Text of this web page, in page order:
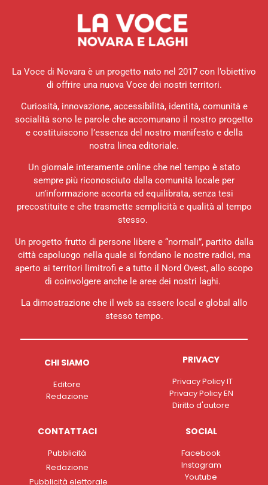
La Voce di Novara è un progetto nato nel 2017 con l’obiettivo
di offrire una nuova Voce dei nostri territori.
Curiosità, innovazione, accessibilità, identità, comunità e
socialità sono le parole che accomunano il nostro progetto
e costituiscono l’essenza del nostro manifesto e della
nostra linea editoriale.
Un giornale interamente online che nel tempo è stato
sempre più riconosciuto dalla comunità locale per
un’informazione accorta ed equilibrata, senza tesi
precostituite e che trasmette semplicità e qualità al tempo
stesso.
Un progetto frutto di persone libere e “normali”, partito dalla
città capoluogo nella quale si fondano le nostre radici, ma
aperto ai territori limitrofi e a tutto il Nord Ovest, allo scopo
di coinvolgere anche le aree dei nostri laghi.
La dimostrazione che il web sa essere local e global allo
stesso tempo.
CHI SIAMO
Editore
Redazione
PRIVACY
Privacy Policy IT
Privacy Policy EN
Diritto d'autore
CONTATTACI
Pubblicità
Redazione
Pubblicità elettorale
SOCIAL
Facebook
Instagram
Youtube